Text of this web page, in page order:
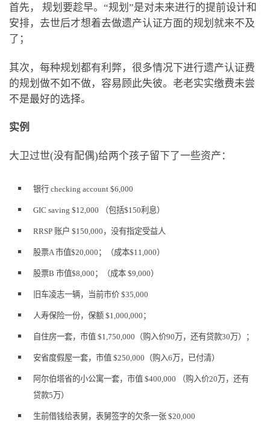
首先， 规划要趁早。“规划”是对未来进行的提前设计和
安排，去世后才想着去做遗产认证方面的规划就来不及
了；
其次，每种规划都有利弊，很多情况下进行遗产认证费
的规划做不如不做，容易顾此失彼。老老实实缴费未尝
不是最好的选择。
实例
大卫过世(没有配偶)给两个孩子留下了一些资产：
银行 checking account $6,000
GIC saving $12,000 （包括$150利息）
RRSP 账户 $150,000，没有指定受益人
股票A 市值$20,000；（成本$11,000）
股票B 市值$8,000；（成本 $9,000）
旧车凌志一辆，当前市价 $35,000
人寿保险一份，保额 $1,000,000；
自住房一套，市值 $1,750,000（购入价90万，还有贷款30万）；
安省度假屋一套，市值 $250,000（购入6万，已付清）
阿尔伯塔省的小公寓一套，市值 $400,000 （购入价20万，还有
贷款5万）
生前借钱给表舅，表舅签字的欠条一张 $20,000